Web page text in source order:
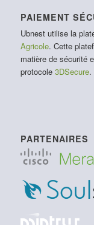
PAIEMENT
Ubnest utilise la
Agricole. Cette
matière de sécurité
protocole 3DSecure.
PARTENAIRES